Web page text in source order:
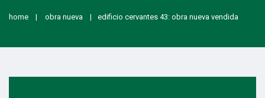
home obra nueva edificio cervantes 43: obra nueva vendida